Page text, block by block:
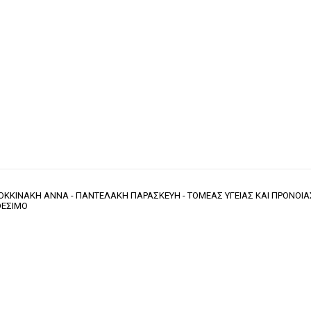
ΑΝΝΑ - ΠΑΝΤΕΛΑΚΗ ΠΑΡΑΣΚΕΥΗ - ΤΟΜΕΑΣ ΥΓΕΙΑΣ ΚΑΙ